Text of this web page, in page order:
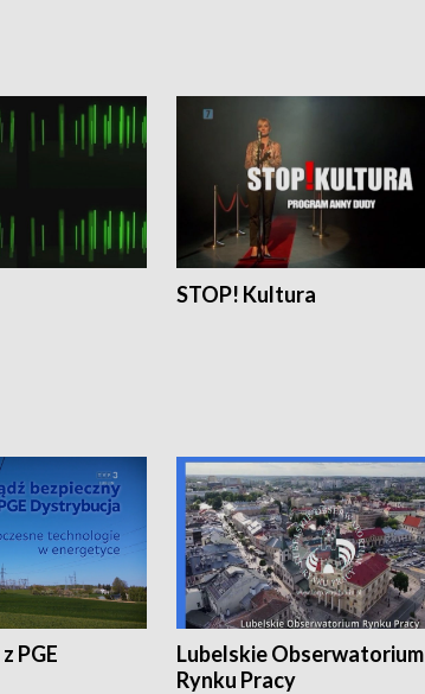
STOP! Kultura
PGE
Lubelskie Obserwatorium
Rynku Pracy